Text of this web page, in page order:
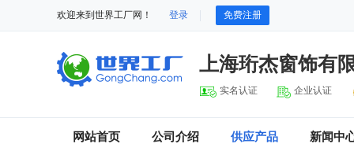
欢迎来到世界工厂网！ 登录 免费注册
上海珩杰窗饰有
实名认证 企业认证
网站首页 公司介绍 供应产品 新闻中